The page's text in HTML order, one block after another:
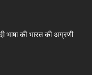
तो हो जाए सावधान,
से बना रहे
भाषा की भारत की अग्रणी